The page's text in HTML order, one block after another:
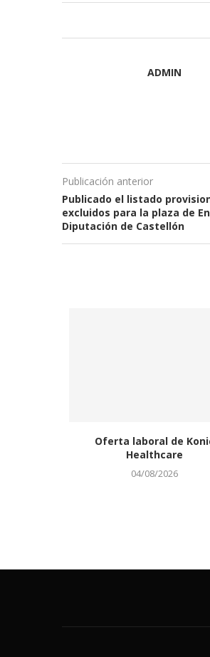
ADMIN
Publicación anterior
Publicado el listado
excluidos para la plaza de
Diputación de Castellón
Oferta laboral de
Healthcare
04/08/2026